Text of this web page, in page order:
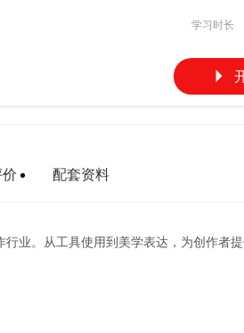
学习时长

配套资料
业。从工具使用到美学表达，为创作者